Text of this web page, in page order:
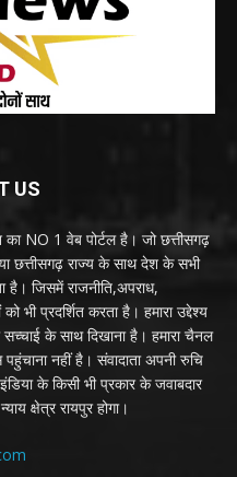
US
NO 1 वेब पोर्टल है। जो छत्तीसगढ़
छत्तीसगढ़ राज्य के साथ देश के सभी
है। जिसमें राजनीति,अपराध,
भी प्रदर्शित करता है। हमारा उद्देश्य
के साथ दिखाना है। हमारा चैनल
नहीं है। संवादाता अपनी रुचि
के किसी भी प्रकार के जवाबदार
क्षेत्र रायपुर होगा।